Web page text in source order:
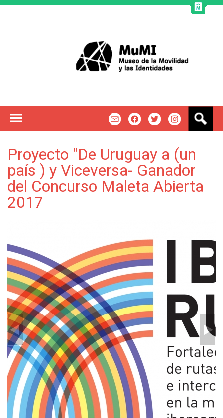
Proyecto "De Uruguay a (un
país ) y Viceversa- Ganador
del Concurso Maleta Abierta
2017
s
a
r